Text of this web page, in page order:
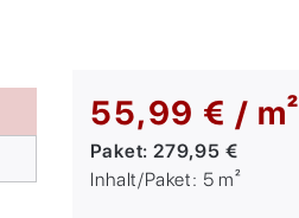
55,99 € / m²
Paket: 279,95 €
Inhalt/Paket: 5 m²